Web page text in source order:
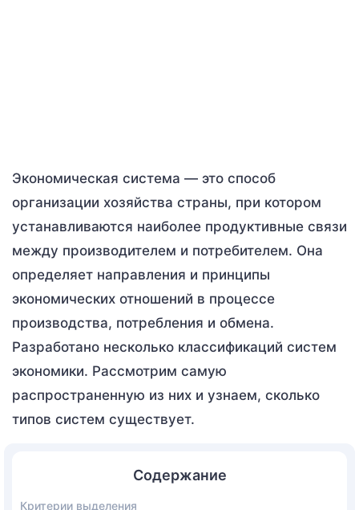
Экономическая система — это способ
организации хозяйства страны, при котором
устанавливаются наиболее продуктивные связи
между производителем и потребителем. Она
определяет направления и принципы
экономических отношений в процессе
производства, потребления и обмена.
Разработано несколько классификаций систем
экономики. Рассмотрим самую
распространенную из них и узнаем, сколько
типов систем существует.
Содержание
Критерии выделения